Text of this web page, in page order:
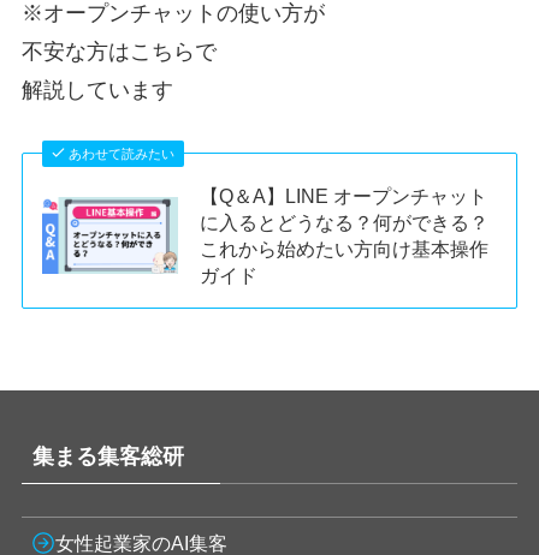
※オープンチャットの使い方が
不安な方はこちらで
解説しています
あわせて読みたい
【Q＆A】LINE オープンチャット
に入るとどうなる？何ができる？
これから始めたい方向け基本操作
ガイド
集まる集客総研
女性起業家のAI集客